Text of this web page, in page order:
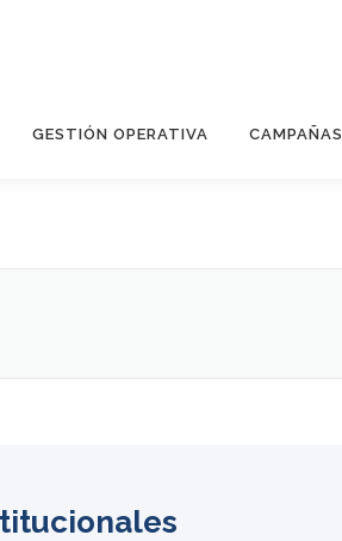
GESTIÓN OPERATIVA CAMPAÑAS